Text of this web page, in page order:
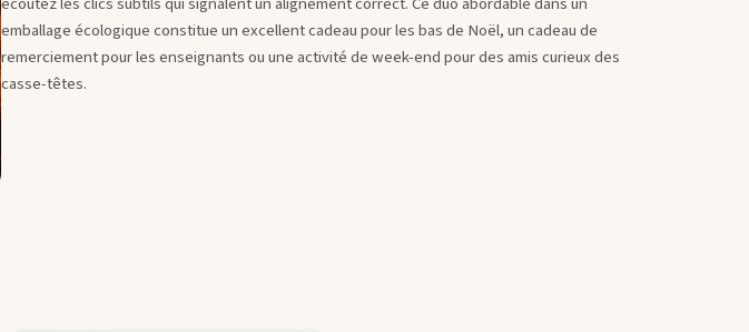
emballage écologique constitue un excellent cadeau pour les bas de Noël, un cadeau de
remerciement pour les enseignants ou une activité de week-end pour des amis curieux des
casse-têtes.